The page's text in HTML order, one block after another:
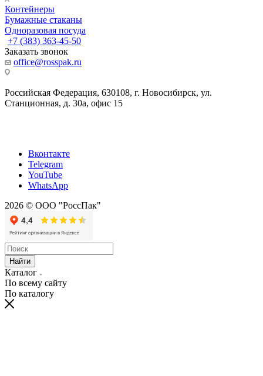
Контейнеры
Бумажные стаканы
Одноразовая посуда
+7 (383) 363-45-50
Заказать звонок
office@rosspak.ru
Российская Федерация, 630108, г. Новосибирск, ул.
Станционная, д. 30а, офис 15
Вконтакте
Telegram
YouTube
WhatsApp
2026 © ООО "РоссПак"
Найти
Каталог
По всему сайту
По каталогу